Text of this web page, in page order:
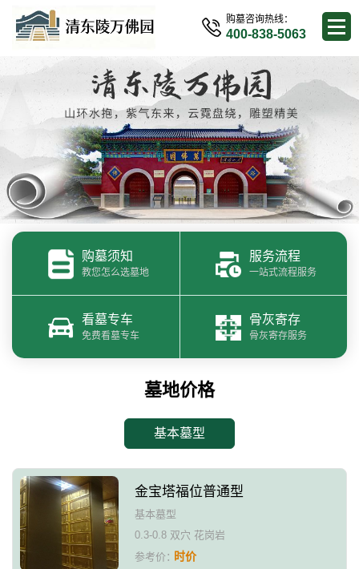
购墓咨询热线：
400-838-5063
购墓须知
教您怎么选墓地
服务流程
一站式流程服务
看墓专车
免费看墓专车
骨灰寄存
骨灰寄存服务
墓地价格
基本墓型
金宝塔福位普通型
基本墓型
0.3-0.8 双穴 花岗岩
参考价：时价